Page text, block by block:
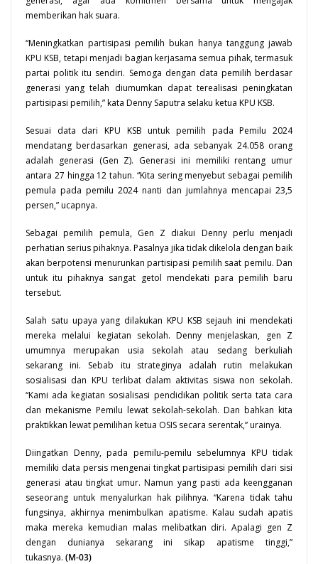
memberikan hak suara.
“Meningkatkan partisipasi pemilih bukan hanya tanggung jawab
KPU KSB, tetapi menjadi bagian kerjasama semua pihak, termasuk
partai politik itu sendiri. Semoga dengan data pemilih berdasar
generasi yang telah diumumkan dapat terealisasi peningkatan
partisipasi pemilih,” kata Denny Saputra selaku ketua KPU KSB.
Sesuai data dari KPU KSB untuk pemilih pada Pemilu 2024
mendatang berdasarkan generasi, ada sebanyak 24.058 orang
adalah generasi (Gen Z). Generasi ini memiliki rentang umur
antara 27 hingga 12 tahun. “Kita sering menyebut sebagai pemilih
pemula pada pemilu 2024 nanti dan jumlahnya mencapai 23,5
persen,” ucapnya.
Sebagai pemilih pemula, Gen Z diakui Denny perlu menjadi
perhatian serius pihaknya. Pasalnya jika tidak dikelola dengan baik
akan berpotensi menurunkan partisipasi pemilih saat pemilu. Dan
untuk itu pihaknya sangat getol mendekati para pemilih baru
tersebut.
Salah satu upaya yang dilakukan KPU KSB sejauh ini mendekati
mereka melalui kegiatan sekolah. Denny menjelaskan, gen Z
umumnya merupakan usia sekolah atau sedang berkuliah
sekarang ini. Sebab itu strateginya adalah rutin melakukan
sosialisasi dan KPU terlibat dalam aktivitas siswa non sekolah.
“Kami ada kegiatan sosialisasi pendidikan politik serta tata cara
dan mekanisme Pemilu lewat sekolah-sekolah. Dan bahkan kita
praktikkan lewat pemilihan ketua OSIS secara serentak,” urainya.
Diingatkan Denny, pada pemilu-pemilu sebelumnya KPU tidak
memiliki data persis mengenai tingkat partisipasi pemilih dari sisi
generasi atau tingkat umur. Namun yang pasti ada keengganan
seseorang untuk menyalurkan hak pilihnya. “Karena tidak tahu
fungsinya, akhirnya menimbulkan apatisme. Kalau sudah apatis
maka mereka kemudian malas melibatkan diri. Apalagi gen Z
dengan dunianya sekarang ini sikap apatisme tinggi,”
tukasnya. (M-03)